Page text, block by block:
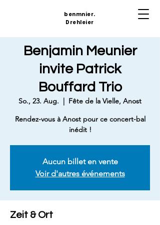
benmnier.
Drehleier
Benjamin Meunier
invite Patrick
Bouffard Trio
So., 23. Aug.
  |
Fête de la Vielle, Anost
Rendez-vous à Anost pour ce concert-bal
inédit !
Aucun billet en vente
Voir d'autres événements
Zeit & Ort